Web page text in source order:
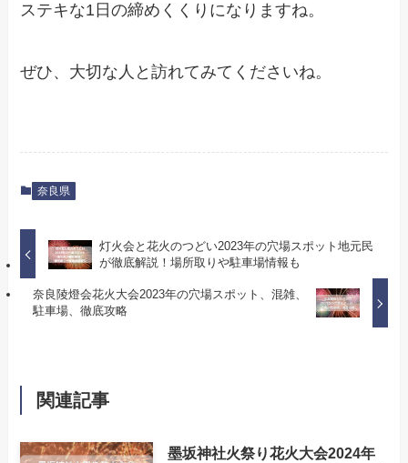
ステキな1日の締めくくりになりますね。
ぜひ、大切な人と訪れてみてくださいね。
奈良県
灯火会と花火のつどい2023年の穴場スポット地元民
が徹底解説！場所取りや駐車場情報も
奈良陵燈会花火大会2023年の穴場スポット、混雑、
駐車場、徹底攻略
関連記事
墨坂神社火祭り花火大会2024年